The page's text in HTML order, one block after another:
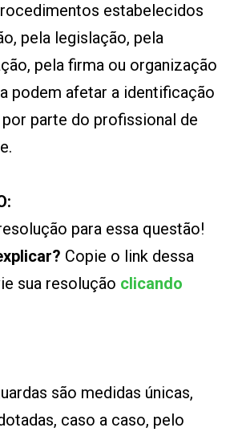
estabelecidos
pela legislação, pela
pela firma ou organização
podem afetar a identificação
parte do profissional de
para essa questão!
Copie o link dessa
sua resolução clicando
são medidas únicas,
caso a caso, pelo